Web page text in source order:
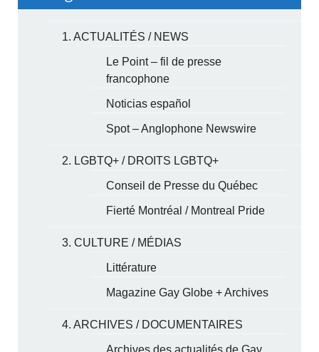
1. ACTUALITÉS / NEWS
Le Point – fil de presse
francophone
Noticias español
Spot – Anglophone Newswire
2. LGBTQ+ / DROITS LGBTQ+
Conseil de Presse du Québec
Fierté Montréal / Montreal Pride
3. CULTURE / MÉDIAS
Littérature
Magazine Gay Globe + Archives
4. ARCHIVES / DOCUMENTAIRES
Archives des actualités de Gay